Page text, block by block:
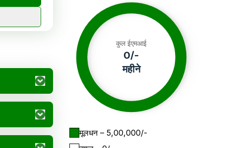
कुल ईएमआई
0/-
महीने
मूलधन– ₹ 5,00,000/-